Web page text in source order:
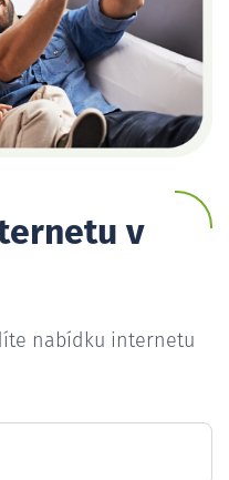
v
nabídku internetu